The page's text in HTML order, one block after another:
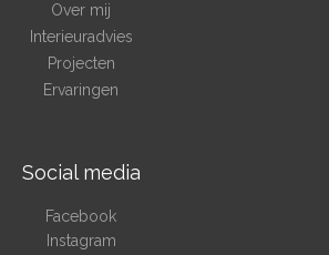
Over mij
Interieuradvies
Projecten
Ervaringen
Social media
Facebook
Instagram